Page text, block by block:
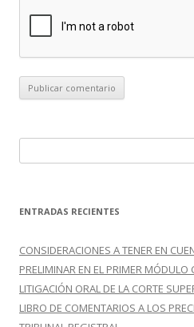
u
c
r
:
ENTRADAS RECIENTES
CONSIDERACIONES A TENER EN
PRELIMINAR EN EL PRIMER MÓDULO
LITIGACIÓN ORAL DE LA CORTE
LIBRO DE COMENTARIOS A LOS